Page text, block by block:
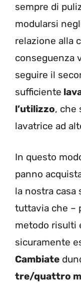
sempre di
modularsi
relazione alla
conseguenza
seguire il
sufficiente
l’utilizzo, che
lavatrice ad
In questo
panno
la nostra casa
tuttavia che –
metodo risulti
sicuramente
Cambiate
tre/quattro